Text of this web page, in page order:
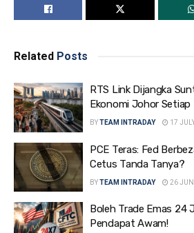
Related Posts
RTS Link Dijangka
Ekonomi Johor Setiap
BYTEAM INTRADAY 17
PCE Teras: Fed
Cetus Tanda Tanya?
BYTEAM INTRADAY 26
Boleh Trade Emas 24
Pendapat Awam!